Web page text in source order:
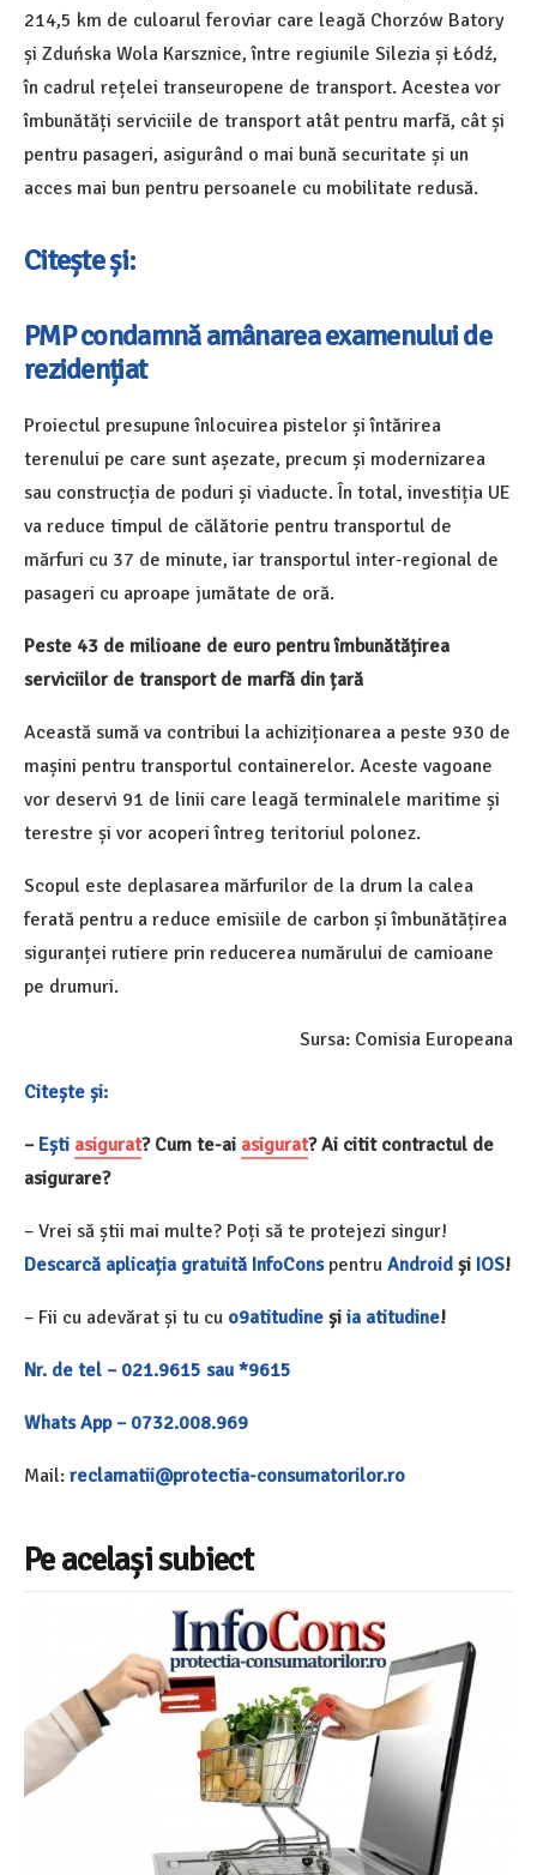
214,5 km de culoarul feroviar care leagă Chorzów Batory
și Zduńska Wola Karsznice, între regiunile Silezia și Łódź,
în cadrul rețelei transeuropene de transport. Acestea vor
îmbunătăți serviciile de transport atât pentru marfă, cât și
pentru pasageri, asigurând o mai bună securitate și un
acces mai bun pentru persoanele cu mobilitate redusă.
Citește și:
PMP condamnă amânarea examenului de
rezidențiat
Proiectul presupune înlocuirea pistelor și întărirea
terenului pe care sunt așezate, precum și modernizarea
sau construcția de poduri și viaducte. În total, investiția UE
va reduce timpul de călătorie pentru transportul de
mărfuri cu 37 de minute, iar transportul inter-regional de
pasageri cu aproape jumătate de oră.
Peste 43 de milioane de euro pentru îmbunătățirea
serviciilor de transport de marfă din țară
Această sumă va contribui la achiziționarea a peste 930 de
mașini pentru transportul containerelor. Aceste vagoane
vor deservi 91 de linii care leagă terminalele maritime și
terestre și vor acoperi întreg teritoriul polonez.
Scopul este deplasarea mărfurilor de la drum la calea
ferată pentru a reduce emisiile de carbon și îmbunătățirea
siguranței rutiere prin reducerea numărului de camioane
pe drumuri.
Sursa: Comisia Europeana
Citește și:
– Ești asigurat? Cum te-ai asigurat? Ai citit contractul de
asigurare?
– Vrei să știi mai multe? Poți să te protejezi singur!
Descarcă aplicația gratuită InfoConspentru Android și IOS!
– Fii cu adevărat și tu cu o9atitudine și ia atitudine!
Nr. de tel – 021.9615 sau *9615
Whats App – 0732.008.969
Mail: reclamatii@protectia-consumatorilor.ro
Pe același subiect